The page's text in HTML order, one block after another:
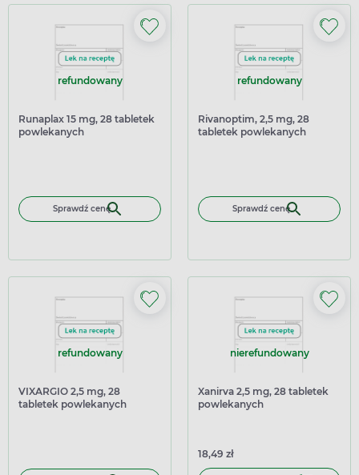
refundowany
Runaplax 15 mg, 28 tabletek
powlekanych
Sprawdź cenę
refundowany
Rivanoptim, 2,5 mg, 28
tabletek powlekanych
Sprawdź cenę
refundowany
VIXARGIO 2,5 mg, 28
tabletek powlekanych
nierefundowany
Xanirva 2,5 mg, 28 tabletek
powlekanych
18,49 zł